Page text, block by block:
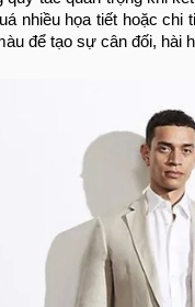
nhiều họa tiết hoặc
để tạo sự cân đối, hài